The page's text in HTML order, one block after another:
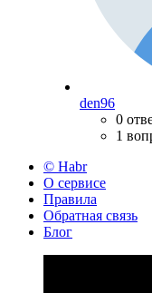
den96
0
1
© Habr
О сервисе
Правила
Обратная связь
Блог